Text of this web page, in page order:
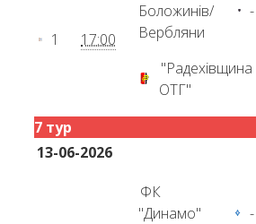
1 17:00
Боложинів/
Вербляни
-
"Радехівщина
ОТГ"
7 тур
13-06-2026
ФК
"Динамо"
-